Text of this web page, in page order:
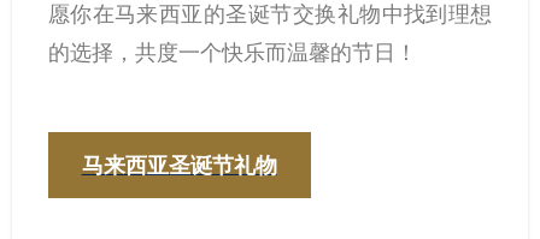
愿你在马来西亚的圣诞节交换礼物中找到理想
的选择，共度一个快乐而温馨的节日！
马来西亚圣诞节礼物